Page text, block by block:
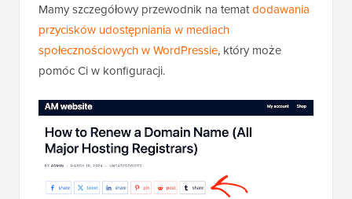
Mamy szczegółowy przewodnik na tematdodawania
przycisków udostępniania w mediach
społecznościowych w WordPressie, który może
pomóc Ci w konfiguracji.